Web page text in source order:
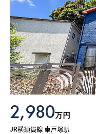
2,980万円
JR横須賀線 東戸塚駅